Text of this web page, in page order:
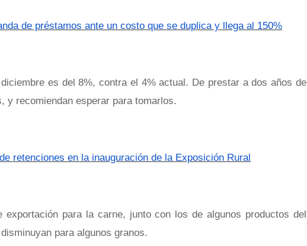
de préstamos ante un costo que se duplica y llega al 150%
es del 8%, contra el 4% actual. De prestar a dos años de
y recomiendan esperar para tomarlos.
retenciones en la inauguración de la Exposición Rural
exportación para la carne, junto con los de algunos productos del
para algunos granos.